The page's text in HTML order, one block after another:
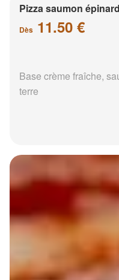
Pizza saumon
Dès 11.50 €
Base crème fraîche,
terre